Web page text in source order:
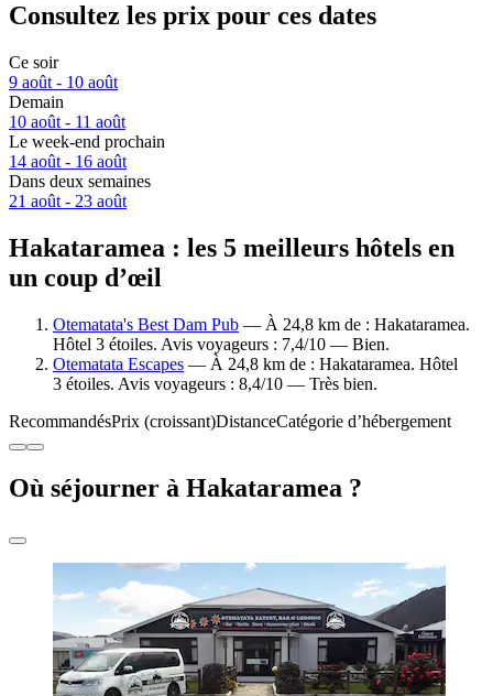
Consultez les prix pour ces dates
Ce soir
9 août - 10 août
Demain
10 août - 11 août
Le week-end prochain
14 août - 16 août
Dans deux semaines
21 août - 23 août
Hakataramea : les 5 meilleurs hôtels en
un coup d’œil
Otematata's Best Dam Pub — À 24,8 km de : Hakataramea.
Hôtel 3 étoiles. Avis voyageurs : 7,4/10 — Bien.
Otematata Escapes — À 24,8 km de : Hakataramea. Hôtel
3 étoiles. Avis voyageurs : 8,4/10 — Très bien.
RecommandésPrix (croissant)DistanceCatégorie d’hébergement
Où séjourner à Hakataramea ?